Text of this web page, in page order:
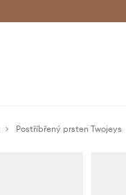
Doručení a
Postříbřený prsten Twojeys